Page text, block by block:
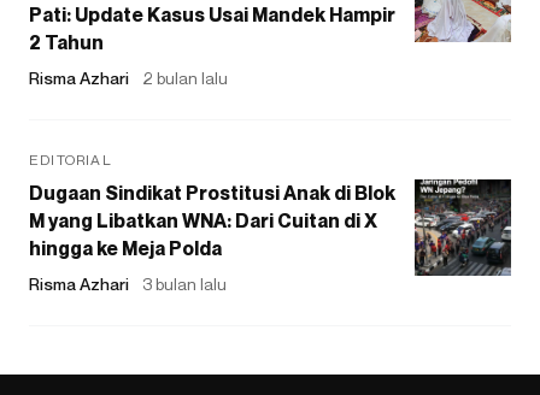
Pati: Update Kasus Usai Mandek Hampir
2 Tahun
Risma Azhari 2 bulan lalu
EDITORIAL
Dugaan Sindikat Prostitusi Anak di Blok
M yang Libatkan WNA: Dari Cuitan di X
hingga ke Meja Polda
Risma Azhari 3 bulan lalu